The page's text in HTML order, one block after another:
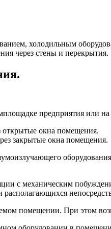
холодильным
через стены и перекрытия.
предприятия или
открытые окна помещения.
закрытые окна помещения.
с механическим
помещении. При этом